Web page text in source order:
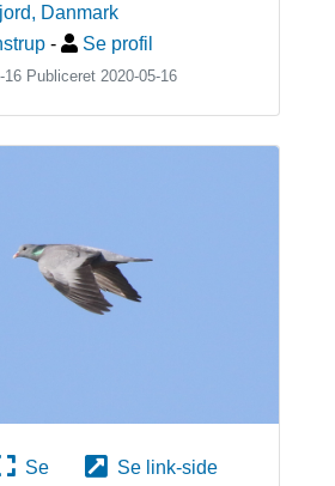
, Danmark
- Se profil
16 Publiceret 2020-05-16
Se
Se link-side